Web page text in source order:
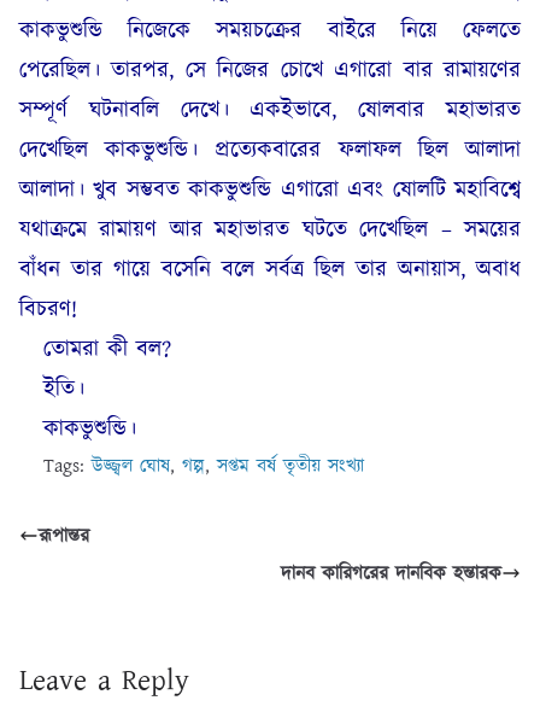
কাকভুশুন্ডি নিজেকে সময়চক্রের বাইরে নিয়ে ফেলতে
পেরেছিল। তারপর, সে নিজের চোখে এগারো বার রামায়ণের
সম্পূর্ণ ঘটনাবলি দেখে। একইভাবে, ষোলবার মহাভারত
দেখেছিল কাকভুশুন্ডি। প্রত্যেকবারের ফলাফল ছিল আলাদা
আলাদা। খুব সম্ভবত কাকভুশুন্ডি এগারো এবং ষোলটি মহাবিশ্বে
যথাক্রমে রামায়ণ আর মহাভারত ঘটতে দেখেছিল – সময়ের
বাঁধন তার গায়ে বসেনি বলে সর্বত্র ছিল তার অনায়াস, অবাধ
বিচরণ!
তোমরা কী বল?
ইতি।
কাকভুশুন্ডি।
Tags:উজ্জ্বল ঘোষ, গল্প,সপ্তম বর্ষ তৃতীয় সংখ্যা
রূপান্তর
দানব কারিগরের দানবিক হন্তারক
Leave a Reply